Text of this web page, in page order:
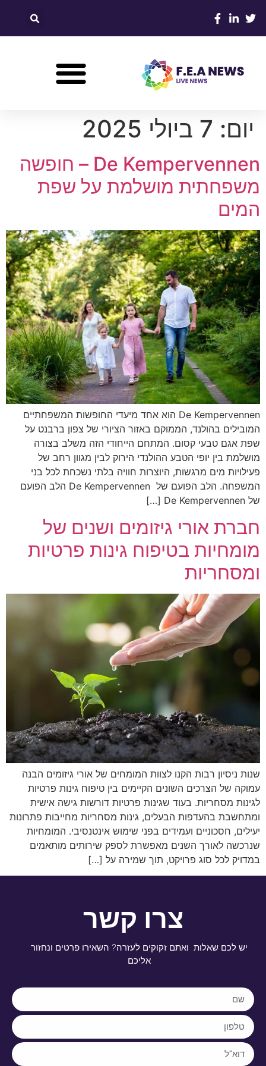
יום: 7 ביולי 2025
De Kempervennen – חופשה
משפחתית מושלמת על שפת
המים
De Kempervennen הוא אחד מיעדי החופשות המשפחתיים
המובילים בהולנד, הממוקם באזור הציורי של צפון ברבנט על
שפת אגם טבעי קסום. המתחם הייחודי הזה משלב בצורה
מושלמת בין יופי הטבע ההולנדי הירוק לבין מגוון רחב של
פעילויות מים מרגשות, היוצרות חוויה בלתי נשכחת לכל בני
המשפחה. הלב הפועם של De Kempervennen הלב הפועם
של De Kempervennen […]
חברת אורי גיזומים ושנים של
מומחיות בטיפוח גינות פרטיות
ומסחריות
שנות ניסיון רבות הקנו לצוות המומחים של אורי גיזומים הבנה
עמוקה של הצרכים השונים הקיימים בין טיפוח גינות פרטיות
לגינות מסחריות. בעוד שגינות פרטיות דורשות גישה אישית
ומתחשבת בהעדפות הבעלים, גינות מסחריות מחייבות פתרונות
יעילים, חסכוניים ועמידים בפני שימוש אינטנסיבי. המומחיות
שנרכשה לאורך השנים מאפשרת לספק שירותים מותאמים
במדויק לכל סוג פרויקט, תוך שמירה על […]
צרו קשר
יש לכם שאלות ואתם זקוקים לעזרה? השאירו פרטים ונחזור
אליכם